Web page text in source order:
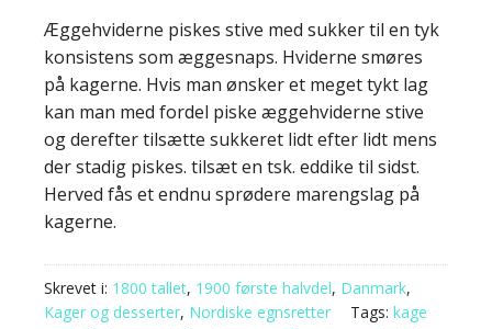
Æggehviderne piskes stive med sukker til en tyk
konsistens som æggesnaps. Hviderne smøres
på kagerne. Hvis man ønsker et meget tykt lag
kan man med fordel piske æggehviderne stive
og derefter tilsætte sukkeret lidt efter lidt mens
der stadig piskes. tilsæt en tsk. eddike til sidst.
Herved fås et endnu sprødere marengslag på
kagerne.
Skrevet i: 1800 tallet, 1900 første halvdel, Danmark,
Kager og desserter, Nordiske egnsretter Tags: kage